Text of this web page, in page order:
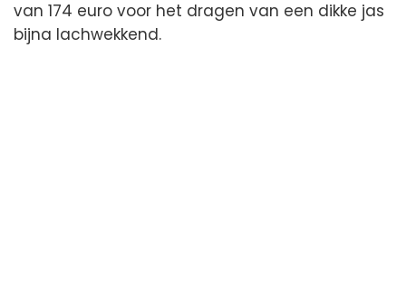
van 174 euro voor het dragen van een dikke jas
bijna lachwekkend.